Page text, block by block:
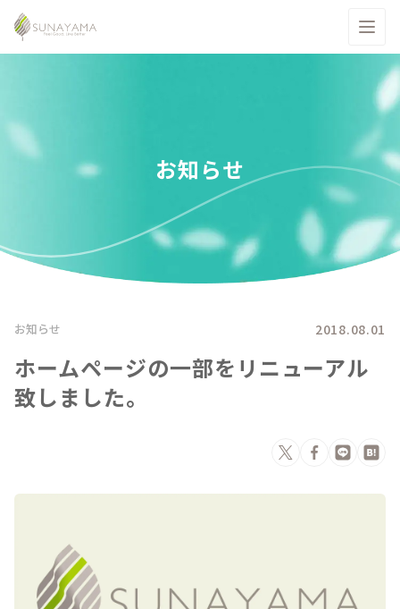
お知らせ
お知らせ 2018.08.01
ホームページの一部をリニューアル
致しました。